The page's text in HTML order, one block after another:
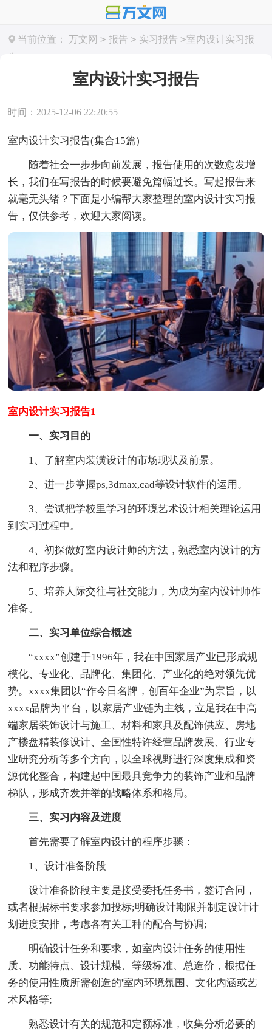
当前位置： 万文网 > 报告 > 实习报告 >室内设计实习报
告
室内设计实习报告
时间：2025-12-06 22:20:55
室内设计实习报告(集合15篇)
随着社会一步步向前发展，报告使用的次数愈发增
长，我们在写报告的时候要避免篇幅过长。写起报告来
就毫无头绪？下面是小编帮大家整理的室内设计实习报
告，仅供参考，欢迎大家阅读。
室内设计实习报告1
一、实习目的
1、了解室内装潢设计的市场现状及前景。
2、进一步掌握ps,3dmax,cad等设计软件的运用。
3、尝试把学校里学习的环境艺术设计相关理论运用
到实习过程中。
4、初探做好室内设计师的方法，熟悉室内设计的方
法和程序步骤。
5、培养人际交往与社交能力，为成为室内设计师作
准备。
二、实习单位综合概述
“xxxx”创建于1996年，我在中国家居产业已形成规
模化、专业化、品牌化、集团化、产业化的绝对领先优
势。xxxx集团以“作今日名牌，创百年企业”为宗旨，以
xxxx品牌为平台，以家居产业链为主线，立足我在中高
端家居装饰设计与施工、材料和家具及配饰供应、房地
产楼盘精装修设计、全国性特许经营品牌发展、行业专
业研究分析等多个方向，以全球视野进行深度集成和资
源优化整合，构建起中国最具竞争力的装饰产业和品牌
梯队，形成齐发并举的战略体系和格局。
三、实习内容及进度
首先需要了解室内设计的程序步骤：
1、设计准备阶段
设计准备阶段主要是接受委托任务书，签订合同，
或者根据标书要求参加投标;明确设计期限并制定设计计
划进度安排，考虑各有关工种的配合与协调;
明确设计任务和要求，如室内设计任务的使用性
质、功能特点、设计规模、等级标准、总造价，根据任
务的使用性质所需创造的'室内环境氛围、文化内涵或艺
术风格等;
熟悉设计有关的规范和定额标准，收集分析必要的